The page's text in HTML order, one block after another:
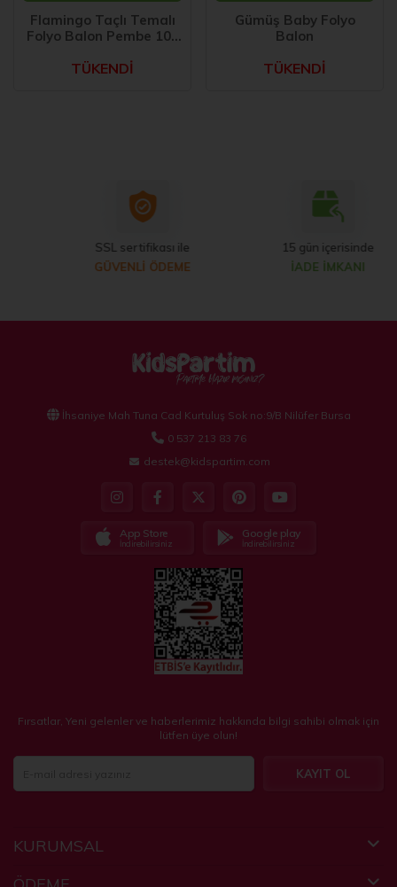
Flamingo Taçlı Temalı
Folyo Balon Pembe 100
TÜKENDİ
Gümüş Baby Folyo
Balon
TÜKENDİ
SSL sertifikası ile
GÜVENLİ ÖDEME
15 gün içerisinde
İADE İMKANI
İhsaniye Mah Tuna Cad Kurtuluş Sok no:9/B Nilüfer Bursa
0 537 213 83 76
destek@kidspartim.com
App Store
İndirebilirsiniz
Google play
İndirebilirsiniz
Fırsatlar, Yeni gelenler ve haberlerimiz hakkında bilgi sahibi olmak için
lütfen üye olun!
KAYIT OL
KURUMSAL